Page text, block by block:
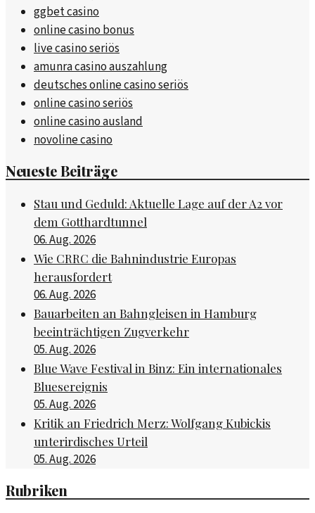
ggbet casino
online casino bonus
live casino seriös
amunra casino auszahlung
deutsches online casino seriös
online casino seriös
online casino ausland
novoline casino
Neueste Beiträge
Stau und Geduld: Aktuelle Lage auf der A2 vor
dem Gotthardtunnel
06. Aug. 2026
Wie CRRC die Bahnindustrie Europas
herausfordert
06. Aug. 2026
Bauarbeiten an Bahngleisen in Hamburg
beeinträchtigen Zugverkehr
05. Aug. 2026
Blue Wave Festival in Binz: Ein internationales
Bluesereignis
05. Aug. 2026
Kritik an Friedrich Merz: Wolfgang Kubickis
unterirdisches Urteil
05. Aug. 2026
Rubriken